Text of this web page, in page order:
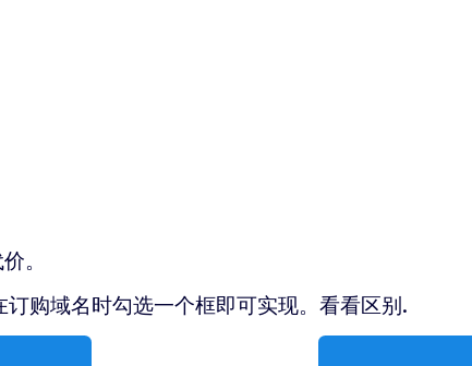
。
购域名时勾选一个框即可实现。看看区别.